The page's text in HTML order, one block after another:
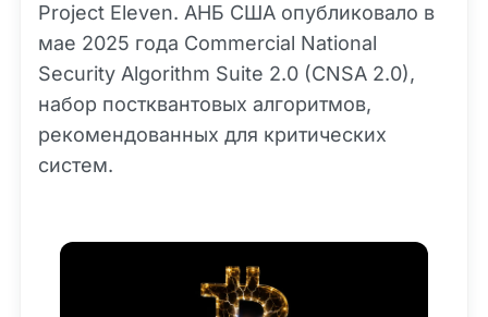
Project Eleven. АНБ США опубликовало в
мае 2025 года Commercial National
Security Algorithm Suite 2.0 (CNSA 2.0),
набор постквантовых алгоритмов,
рекомендованных для критических
систем.